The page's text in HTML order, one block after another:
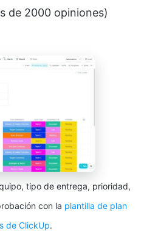
de 2000 opiniones)
tipo de entrega, prioridad,
con la plantilla de plan
de ClickUp.